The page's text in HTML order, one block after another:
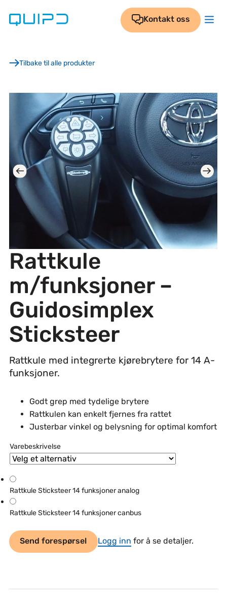
Kontakt oss
Tilbake til alle produkter
Rattkule
m/funksjoner –
Guidosimplex
Sticksteer
Rattkule med integrerte kjørebrytere for 14 A-
funksjoner.
Godt grep med tydelige brytere
Rattkulen kan enkelt fjernes fra rattet
Justerbar vinkel og belysning for optimal komfort
Varebeskrivelse
Rattkule Sticksteer 14 funksjoner analog
Rattkule Sticksteer 14 funksjoner canbus
Send forespørsel Logg inn for å se detaljer.